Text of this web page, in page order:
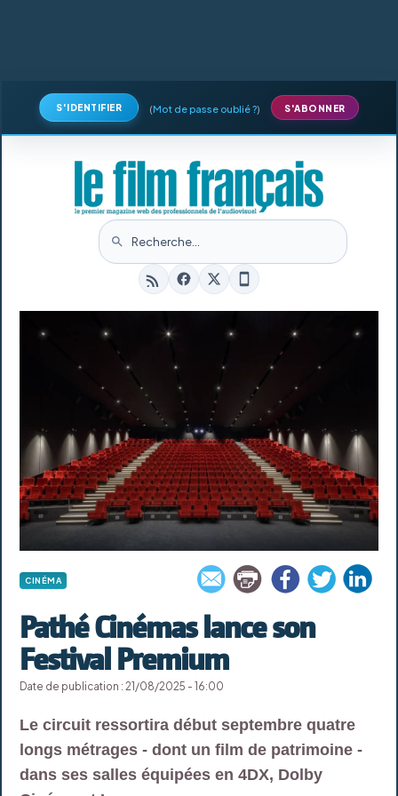
S'IDENTIFIER (Mot de passe oublié ?) S'ABONNER
CINÉMA
Pathé Cinémas lance son
Festival Premium
Date de publication : 21/08/2025 - 16:00
Le circuit ressortira début septembre quatre
longs métrages - dont un film de patrimoine -
dans ses salles équipées en 4DX, Dolby